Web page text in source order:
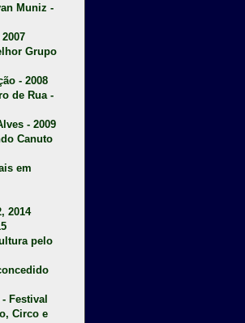
Muniz -
Grupo
- 2008
de Rua -
- 2009
Canuto
em
2014
pelo
Festival
Circo e